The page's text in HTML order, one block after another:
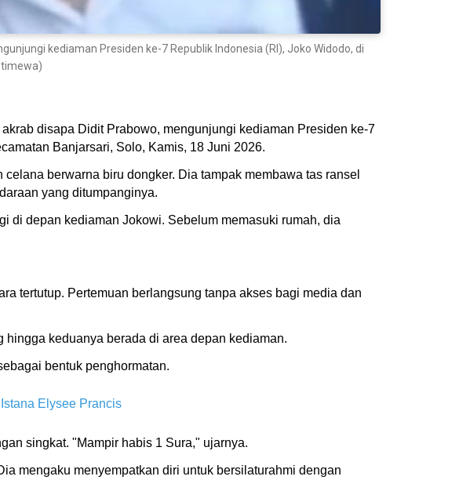
kediaman Presiden ke-7 Republik Indonesia (RI), Joko Widodo, di
disapa Didit Prabowo, mengunjungi kediaman Presiden ke-7
Banjarsari, Solo, Kamis, 18 Juni 2026.
berwarna biru dongker. Dia tampak membawa tas ransel
yang ditumpanginya.
di depan kediaman Jokowi. Sebelum memasuki rumah, dia
tertutup. Pertemuan berlangsung tanpa akses bagi media dan
keduanya berada di area depan kediaman.
bentuk penghormatan.
Elysee Prancis
singkat. "Mampir habis 1 Sura," ujarnya.
mengaku menyempatkan diri untuk bersilaturahmi dengan